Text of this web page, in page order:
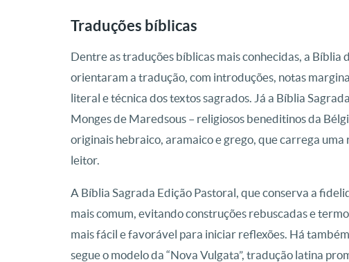
Traduções bíblicas
Dentre as traduções bíblicas mais conhecidas, a Bíblia
orientaram a tradução, com introduções, notas
literal e técnica dos textos sagrados. Já a Bíblia
Monges de Maredsous – religiosos beneditinos da
originais hebraico, aramaico e grego, que carrega
leitor.
A Bíblia Sagrada Edição Pastoral, que conserva a
mais comum, evitando construções rebuscadas e
mais fácil e favorável para iniciar reflexões. Há
segue o modelo da “Nova Vulgata”, tradução latina